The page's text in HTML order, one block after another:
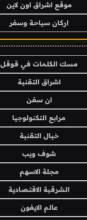
موقع اشراق اون لاين
اركان سياحة وسفر
مسك الكلمات في قوقل
اشراق التقنية
ان سفن
مرابع التكنولوجيا
خيال التقنية
شوف ويب
مجلة الاسهم
الشرقية الاقتصادية
عالم الايفون